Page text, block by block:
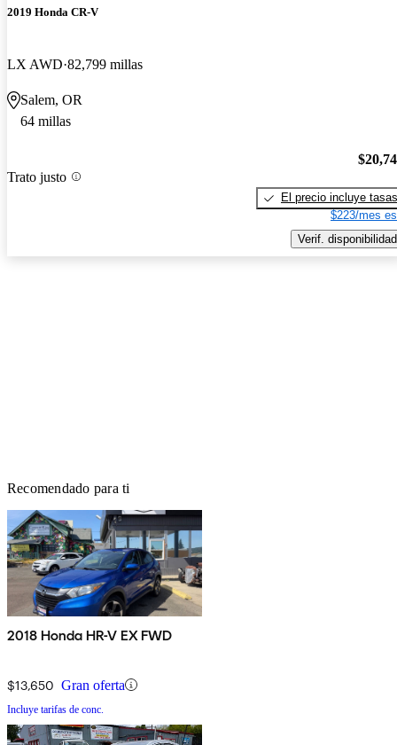
2019 Honda CR-V
LX AWD 82,799 millas
Salem, OR
64 millas
Trato justo
El precio incluye tasas
$223/mes
Verif. disponibilidad
Recomendado para ti
2018 Honda HR-V EX FWD
$13,650 Gran oferta
Incluye tarifas de conc.